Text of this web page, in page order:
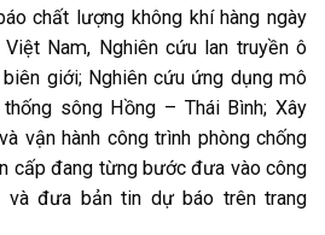
chất lượng không khí hàng ngày
Nam, Nghiên cứu lan truyền ô
giới; Nghiên cứu ứng dụng mô
sông Hồng – Thái Bình; Xây
vận hành công trình phòng chống
cấp đang từng bước đưa vào công
và đưa bản tin dự báo trên trang